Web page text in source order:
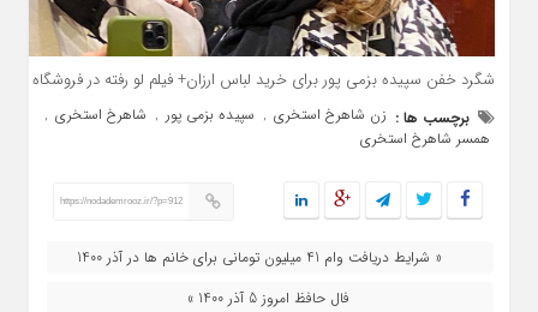
شگرد خفن سپیده بزمی پور برای خرید لباس ارزان+ فیلم لو رفته در فروشگاه
برچسب ها : زن شاهرخ استخری , سپیده بزمی پور , شاهرخ استخری ,
همسر شاهرخ استخری
https://nodademrooz.ir/?p=912
« شرایط دریافت وام 41 میلیون تومانی برای خانم ها در آذر 1400
فال حافظ امروز 5 آذر 1400 »